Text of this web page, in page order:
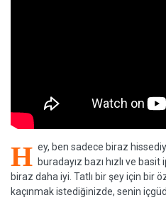
H ey, ben sadece biraz
buradayız bazı hızlı ve
biraz daha iyi. Tatlı bir şey için bir
kaçınmak istediğinizde, senin